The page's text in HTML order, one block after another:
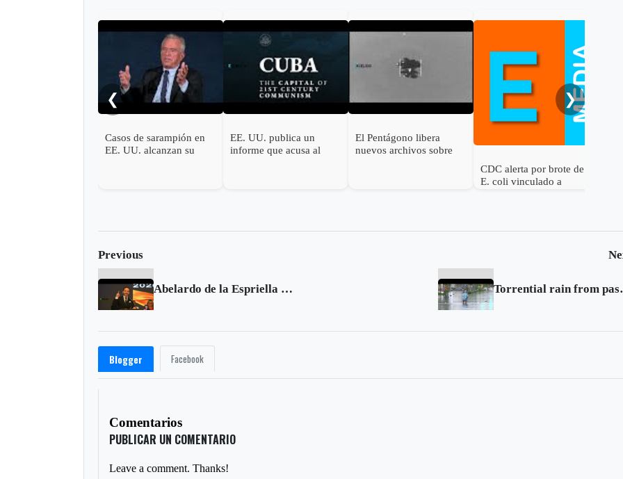
❮
Casos de sarampión en
EE. UU. alcanzan su
EE. UU. publica un
informe que acusa al
El Pentágono libera
nuevos archivos sobre
CDC alerta por brote de
E. coli vinculado a
❯
Previous
Abelardo de la Espriella recibió credencial como presidente electo de Colombia Torrential
Blogger Facebook
Comentarios
PUBLICAR UN COMENTARIO
Leave a comment. Thanks!